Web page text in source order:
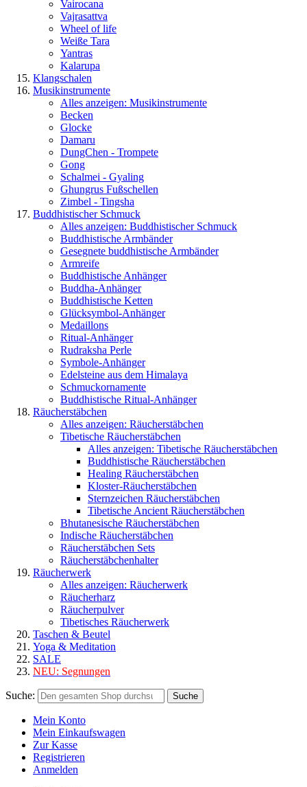
Vairocana
Vajrasattva
Wheel of life
Weiße Tara
Yantras
Kalarupa
Klangschalen
Musikinstrumente
Alles anzeigen: Musikinstrumente
Becken
Glocke
Damaru
DungChen - Trompete
Gong
Schalmei - Gyaling
Ghungrus Fußschellen
Zimbel - Tingsha
Buddhistischer Schmuck
Alles anzeigen: Buddhistischer Schmuck
Buddhistische Armbänder
Gesegnete buddhistische Armbänder
Armreife
Buddhistische Anhänger
Buddha-Anhänger
Buddhistische Ketten
Glücksymbol-Anhänger
Medaillons
Ritual-Anhänger
Rudraksha Perle
Symbole-Anhänger
Edelsteine aus dem Himalaya
Schmuckornamente
Buddhistische Ritual-Anhänger
Räucherstäbchen
Alles anzeigen: Räucherstäbchen
Tibetische Räucherstäbchen
Alles anzeigen: Tibetische Räucherstäbchen
Buddhistische Räucherstäbchen
Healing Räucherstäbchen
Kloster-Räucherstäbchen
Sternzeichen Räucherstäbchen
Tibetische Ancient Räucherstäbchen
Bhutanesische Räucherstäbchen
Indische Räucherstäbchen
Räucherstäbchen Sets
Räucherstäbchenhalter
Räucherwerk
Alles anzeigen: Räucherwerk
Räucherharz
Räucherpulver
Tibetisches Räucherwerk
Taschen & Beutel
Yoga & Meditation
SALE
NEU: Segnungen
Suche: Suche
Mein Konto
Mein Einkaufswagen
Zur Kasse
Registrieren
Anmelden